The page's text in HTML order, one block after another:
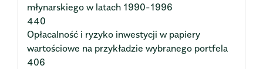
młynarskiego w latach 1990-1996
440
Opłacalność i ryzyko inwestycji w papiery
wartościowe na przykładzie wybranego portfela
406